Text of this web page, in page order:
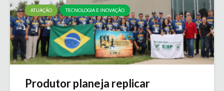
ATUAÇÃO TECNOLOGIA E INOVAÇÃO
Produtor planeja replicar